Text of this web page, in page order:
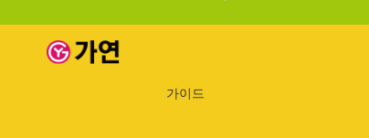
가연 결혼정보회사
가이드